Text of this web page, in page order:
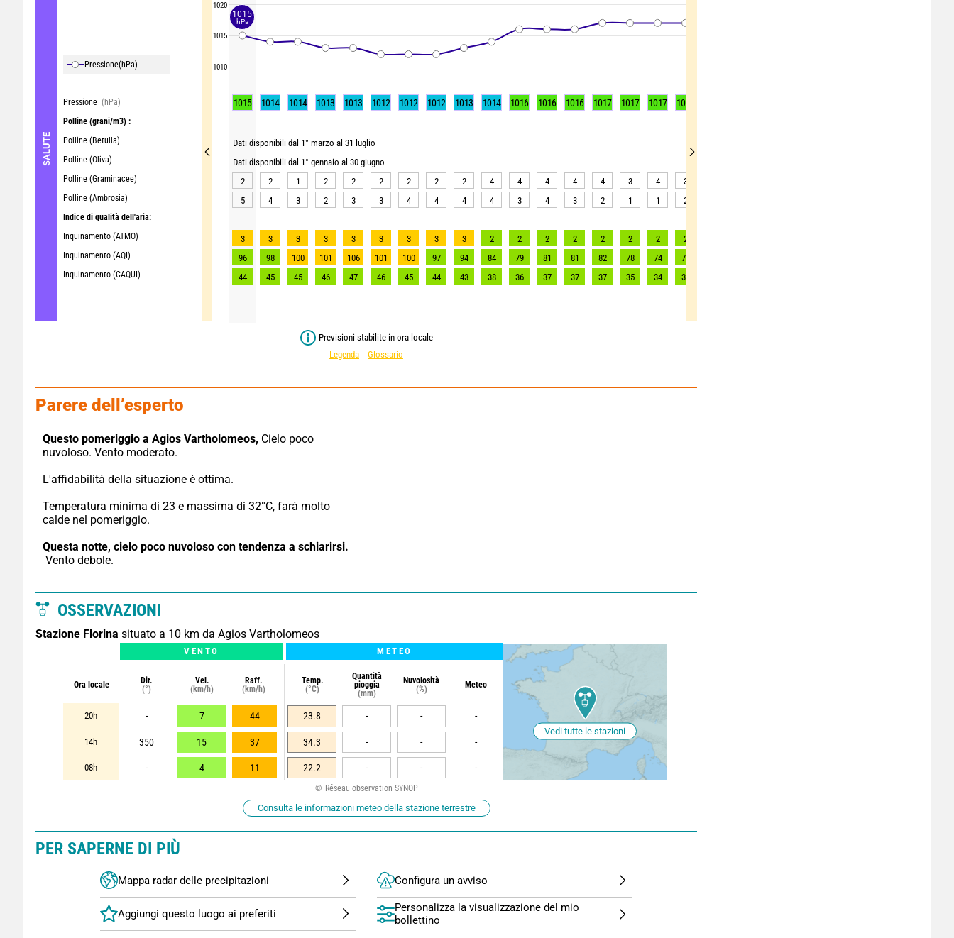
SALUTE
Pressione(hPa)
Pressione (hPa)
Polline (grani/m3) :
Polline (Betulla)
Polline (Oliva)
Polline (Graminacee)
Polline (Ambrosia)
Indice di qualità dell'aria:
Inquinamento (ATMO)
Inquinamento (AQI)
Inquinamento (CAQUI)
1020
1015
1010
1015 1014 1014 1013 1013 1012 1012 1012 1013 1014 1016 1016 1016 1017 1017 1017 1017
Dati disponibili dal 1° marzo al 31 luglio
Dati disponibili dal 1° gennaio al 30 giugno
2
2 1 2 2 2 2 2 2 4 4 4 4 4 3 4 3
5
4 3 2 3 3 4 4 4 4 3 4 3 2 1 1 2
3 3 3 3 3 3 3 3 3 2 2 2 2 2 2 2 2
96
98 100 101 106 101 100 97 94 84 79 81 81 82 78 74 73
44
45 45 46 47 46 45 44 43 38 36 37 37 37 35 34 33
Previsioni stabilite in ora locale
Legenda
Glossario
Parere dell’esperto
Questo pomeriggio a Agios Vartholomeos, Cielo poco
nuvoloso. Vento moderato.
L'affidabilità della situazione è ottima.
Temperatura minima di 23 e massima di 32°C, farà molto
calde nel pomeriggio.
Questa notte, cielo poco nuvoloso con tendenza a schiarirsi.
Vento debole.
OSSERVAZIONI
Stazione Florina situato a 10 km da Agios Vartholomeos
VENTO METEO
Ora locale
Dir.
(°)
Vel.
(km/h)
Raff.
(km/h)
Temp.
(°C)
Quantità
pioggia
(mm)
Nuvolosità
(%)
Meteo
20h - 7 44 23.8 - - -
14h 350 15 37 34.3 - - -
08h - 4 11 22.2 - - -
Vedi tutte le stazioni
Réseau observation SYNOP
Consulta le informazioni meteo della stazione terrestre
PER SAPERNE DI PIÙ
Mappa radar delle precipitazioni Configura un avviso
Personalizza la visualizzazione del mio
bollettino
1015
hPa